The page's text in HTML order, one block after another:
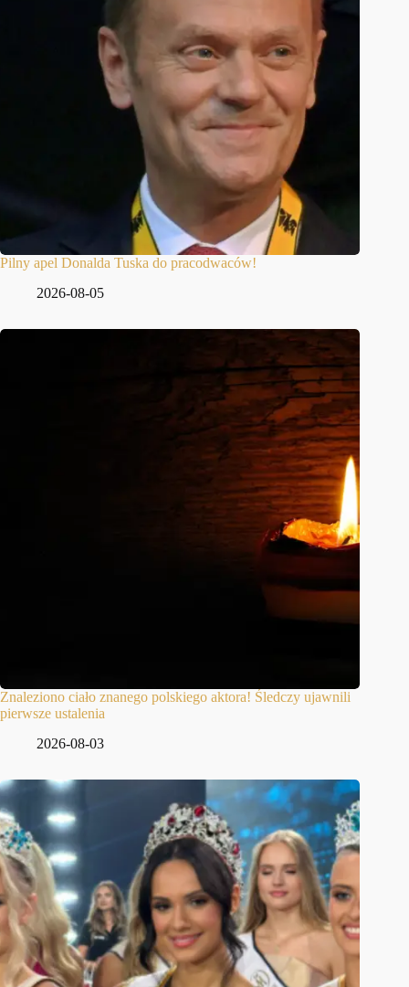
Pilny apel Donalda Tuska do pracodwaców!
2026-08-05
Znaleziono ciało znanego polskiego aktora! Śledczy ujawnili
pierwsze ustalenia
2026-08-03